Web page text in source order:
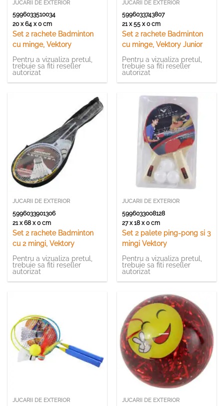
JUCARII DE EXTERIOR
5996033510034
20 x 64 x 0 cm
Set 2 rachete Badminton
cu minge, Vektory
Pentru a vizualiza pretul,
trebuie sa fiti reseller
autorizat
JUCARII DE EXTERIOR
5996033743807
21 x 55 x 0 cm
Set 2 rachete Badminton
cu minge, Vektory Junior
Pentru a vizualiza pretul,
trebuie sa fiti reseller
autorizat
JUCARII DE EXTERIOR
5996033901306
21 x 68 x 0 cm
Set 2 rachete Badminton
cu 2 mingi, Vektory
Pentru a vizualiza pretul,
trebuie sa fiti reseller
autorizat
JUCARII DE EXTERIOR
5996033008128
27 x 18 x 0 cm
Set 2 palete ping-pong si 3
mingi Vektory
Pentru a vizualiza pretul,
trebuie sa fiti reseller
autorizat
JUCARII DE EXTERIOR JUCARII DE EXTERIOR